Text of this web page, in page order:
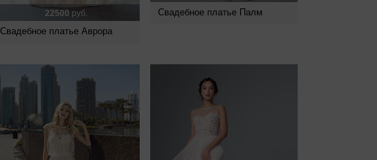
22500 руб.
Свадебное платье Аврора
Свадебное платье Палм